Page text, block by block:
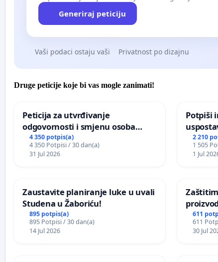
Generiraj peticiju
Vaši podaci ostaju vaši Privatnost po dizajnu
Druge peticije koje bi vas mogle zanimati!
Peticija za utvrđivanje
odgovornosti i smjenu osoba
odgovornih za incident u
Zoološkom vrtu Grada Zagreba
4 350 potpis(a)
4 350 Potpisi / 30 dan(a)
31 Jul 2026
Potpiši
javnog
Sarajevu
2 210
1 505
1 Jul
Zaustavite planiranje luke u uvali
Studena u Žaboriću!
895 potpis(a)
895 Potpisi / 30 dan(a)
14 Jul 2026
kuge
611
611
30 Jul